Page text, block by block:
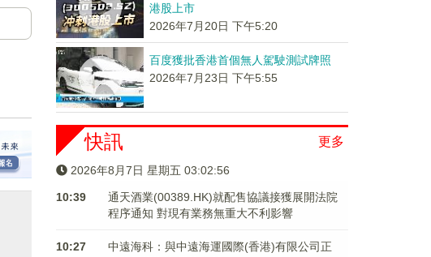
港股上市
2026年7月20日 下午5:20
百度獲批香港首個無人駕駛測試牌照
2026年7月23日 下午5:55
更多
快訊
2026年8月7日 星期五 03:02:57
10:39
通天酒業(00389.HK)就配售協議接獲展開法院
程序通知 對現有業務無重大不利影響
10:27
中遠海科：與中遠海運國際(香港)有限公司正